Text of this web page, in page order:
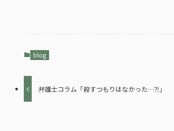
blog
弁護士コラム「殺すつもりはなかった…⁈」